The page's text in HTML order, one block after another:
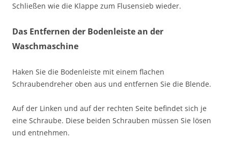
Schließen wie die Klappe zum Flusensieb wieder.
Das Entfernen der Bodenleiste an der
Waschmaschine
Haken Sie die Bodenleiste mit einem flachen
Schraubendreher oben aus und entfernen Sie die Blende.
Auf der Linken und auf der rechten Seite befindet sich je
eine Schraube. Diese beiden Schrauben müssen Sie lösen
und entnehmen.